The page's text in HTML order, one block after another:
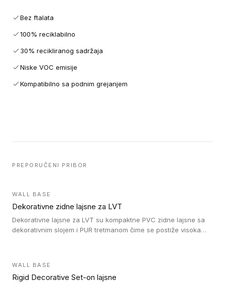
Bez ftalata
100% reciklabilno
30% recikliranog sadržaja
Niske VOC emisije
Kompatibilno sa podnim grejanjem
PREPORUČENI PRIBOR
WALL BASE
Dekorativne zidne lajsne za LVT
Dekorativne lajsne za LVT su kompaktne PVC zidne lajsne sa
dekorativnim slojem i PUR tretmanom čime se postiže visoka
WALL BASE
Rigid Decorative Set-on lajsne